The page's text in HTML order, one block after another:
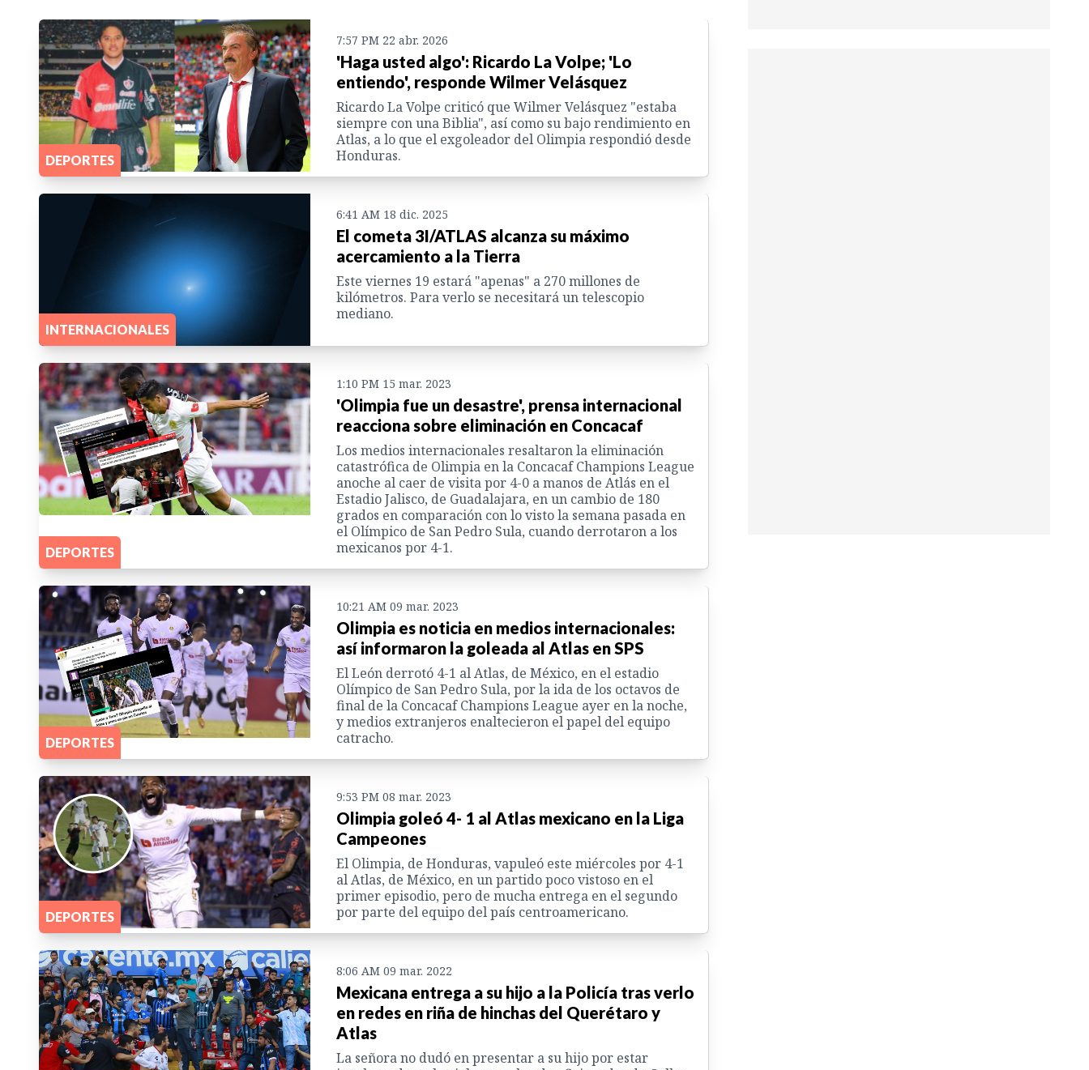
DEPORTES
7:57 PM 22 abr. 2026
'Haga usted algo': Ricardo La Volpe; 'Lo
entiendo', responde Wilmer Velásquez
Ricardo La Volpe criticó que Wilmer Velásquez "estaba
siempre con una Biblia", así como su bajo rendimiento en
Atlas, a lo que el exgoleador del Olimpia respondió desde
Honduras.
INTERNACIONALES
6:41 AM 18 dic. 2025
El cometa 3I/ATLAS alcanza su máximo
acercamiento a la Tierra
Este viernes 19 estará "apenas" a 270 millones de
kilómetros. Para verlo se necesitará un telescopio
mediano.
DEPORTES
1:10 PM 15 mar. 2023
'Olimpia fue un desastre', prensa internacional
reacciona sobre eliminación en Concacaf
Los medios internacionales resaltaron la eliminación
catastrófica de Olimpia en la Concacaf Champions League
anoche al caer de visita por 4-0 a manos de Atlás en el
Estadio Jalisco, de Guadalajara, en un cambio de 180
grados en comparación con lo visto la semana pasada en
el Olímpico de San Pedro Sula, cuando derrotaron a los
mexicanos por 4-1.
DEPORTES
10:21 AM 09 mar. 2023
Olimpia es noticia en medios internacionales:
así informaron la goleada al Atlas en SPS
El León derrotó 4-1 al Atlas, de México, en el estadio
Olímpico de San Pedro Sula, por la ida de los octavos de
final de la Concacaf Champions League ayer en la noche,
y medios extranjeros enaltecieron el papel del equipo
catracho.
DEPORTES
9:53 PM 08 mar. 2023
Olimpia goleó 4- 1 al Atlas mexicano en la Liga
Campeones
El Olimpia, de Honduras, vapuleó este miércoles por 4-1
al Atlas, de México, en un partido poco vistoso en el
primer episodio, pero de mucha entrega en el segundo
por parte del equipo del país centroamericano.
8:06 AM 09 mar. 2022
Mexicana entrega a su hijo a la Policía tras verlo
en redes en riña de hinchas del Querétaro y
Atlas
La señora no dudó en presentar a su hijo por estar